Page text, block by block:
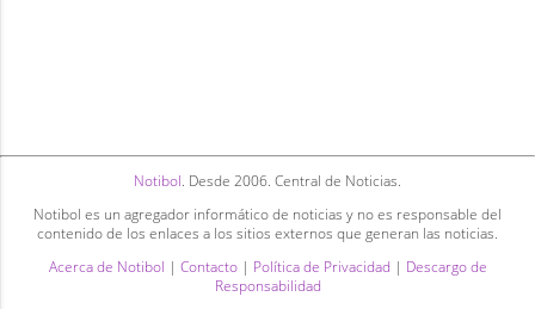
Notibol. Desde 2006. Central de Noticias.
Notibol es un agregador informático de noticias y no es responsable del
contenido de los enlaces a los sitios externos que generan las noticias.
Acerca de Notibol | Contacto| Política de Privacidad | Descargo de
Responsabilidad